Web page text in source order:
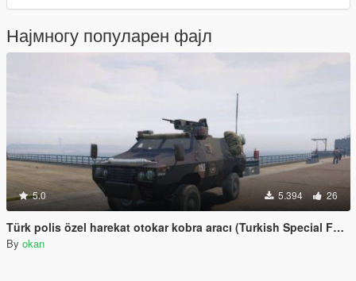
Најмногу популарен фајл
5.0 5.394 26
Türk polis özel harekat otokar kobra aracı (Turkish Special Forces)
By okan